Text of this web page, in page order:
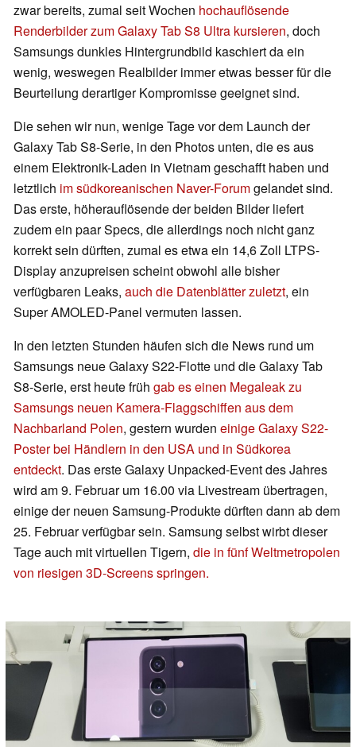
zwar bereits, zumal seit Wochen hochauflösende
Renderbilder zum Galaxy Tab S8 Ultra kursieren, doch
Samsungs dunkles Hintergrundbild kaschiert da ein
wenig, weswegen Realbilder immer etwas besser für die
Beurteilung derartiger Kompromisse geeignet sind.
Die sehen wir nun, wenige Tage vor dem Launch der
Galaxy Tab S8-Serie, in den Photos unten, die es aus
einem Elektronik-Laden in Vietnam geschafft haben und
letztlich im südkoreanischen Naver-Forumgelandet sind.
Das erste, höherauflösende der beiden Bilder liefert
zudem ein paar Specs, die allerdings noch nicht ganz
korrekt sein dürften, zumal es etwa ein 14,6 Zoll LTPS-
Display anzupreisen scheint obwohl alle bisher
verfügbaren Leaks, auch die Datenblätter zuletzt, ein
Super AMOLED-Panel vermuten lassen.
In den letzten Stunden häufen sich die News rund um
Samsungs neue Galaxy S22-Flotte und die Galaxy Tab
S8-Serie, erst heute früh gab es einen Megaleak zu
Samsungs neuen Kamera-Flaggschiffen aus dem
Nachbarland Polen, gestern wurden einige Galaxy S22-
Poster bei Händlern in den USA und in Südkorea
entdeckt. Das erste Galaxy Unpacked-Event des Jahres
wird am 9. Februar um 16.00 via Livestream übertragen,
einige der neuen Samsung-Produkte dürften dann ab dem
25. Februar verfügbar sein. Samsung selbst wirbt dieser
Tage auch mit virtuellen Tigern, die in fünf Weltmetropolen
von riesigen 3D-Screens springen.